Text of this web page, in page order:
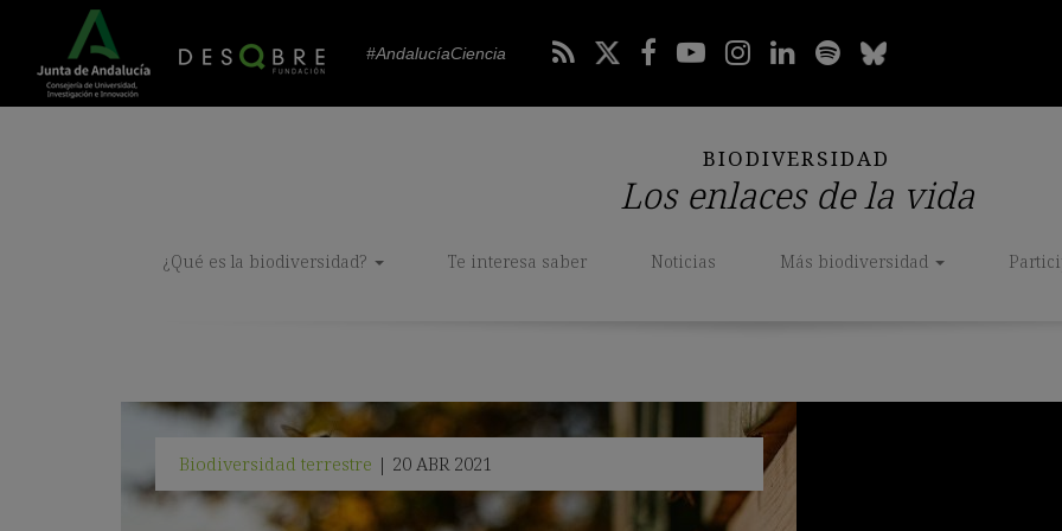
#AndalucíaCiencia
BIODIVERSIDAD
Los enlaces de la vida
¿Qué es la biodiversidad? Te interesa saber Noticias Más biodiversidad
Biodiversidad terrestre | 20 ABR 2021